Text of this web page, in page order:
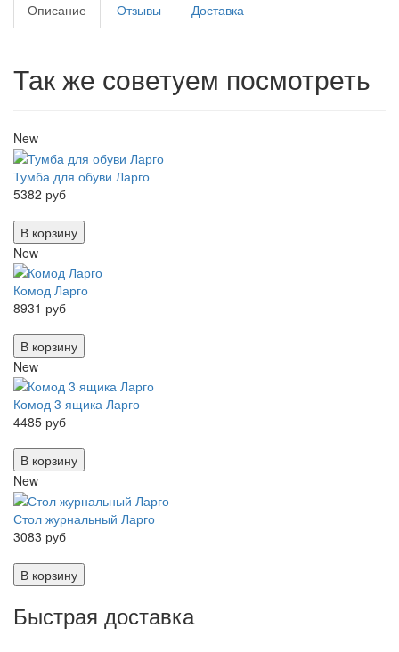
Описание
Отзывы Доставка
Так же советуем посмотреть
New
Тумба для обуви Ларго
5382 руб
В корзину
New
Комод Ларго
8931 руб
В корзину
New
Комод 3 ящика Ларго
4485 руб
В корзину
New
Стол журнальный Ларго
3083 руб
В корзину
Быстрая доставка